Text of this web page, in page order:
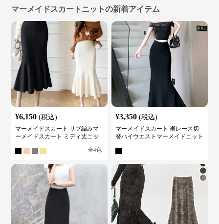
マーメイドスカートニットの新着アイテム
¥6,150 (税込)
マーメイドスカート リブ編みマ
ーメイドスカート ミディ丈ニッ
全4色
¥3,350 (税込)
マーメイドスカート 裾レース切
替ハイウエストマーメイドニット